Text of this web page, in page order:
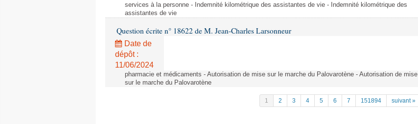
services à la personne - Indemnité kilométrique des assistantes de vie - Indemnité kilométrique des
assistantes de vie
Question écrite n° 18622 de M. Jean-Charles Larsonneur
Date de
dépôt :
11/06/2024
pharmacie et médicaments - Autorisation de mise sur le marche du Palovarotène - Autorisation de mise
sur le marche du Palovarotène
1 2 3 4 5 6 7 151894 suivant »